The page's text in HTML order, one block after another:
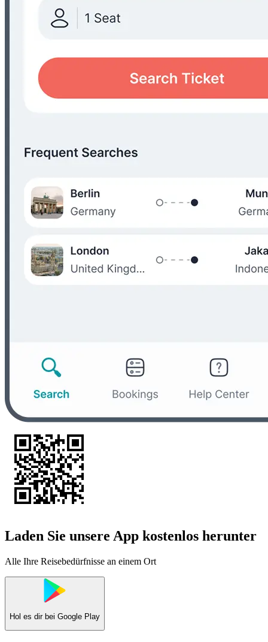
Laden Sie unsere App kostenlos herunter
Alle Ihre Reisebedürfnisse an einem Ort
Hol es dir bei Google Play